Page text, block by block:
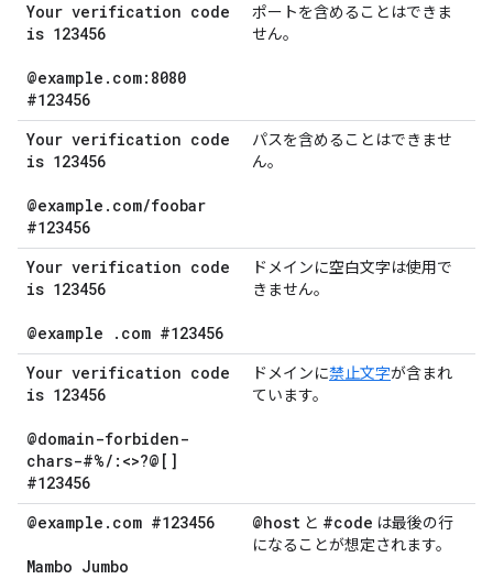
Your verification code
is 123456
@example . com:8080
#123456
ポートを含めることはできま
せん。
Your verification code
is 123456
@example . com/foobar
#123456
パスを含めることはできませ
ん。
Your verification code
is 123456
@example . com #123456
ドメインに空白文字は使用で
きません。
Your verification code
is 123456
@domain-forbiden-
chars-#%/ :<>?@[]
#123456
ドメインに禁止文字が含まれ
ています。
@example . com #123456
Mambo Jumbo
@host と #code は最後の行
になることが想定されます。